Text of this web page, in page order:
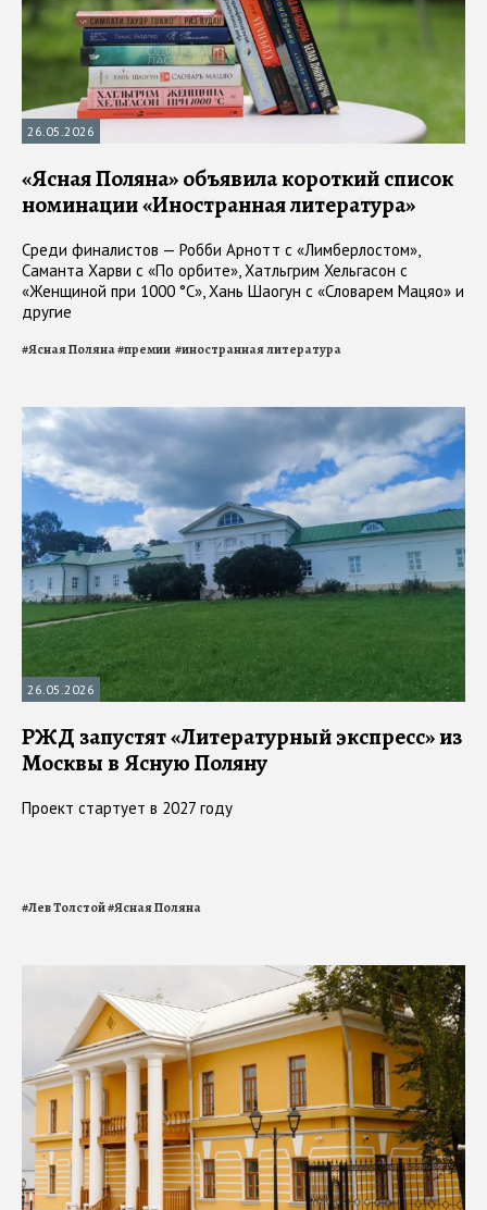
26.05.2026
«Ясная Поляна» объявила короткий список
номинации «Иностранная литература»
Среди финалистов — Робби Арнотт с «Лимберлостом»,
Саманта Харви с «По орбите», Хатльгрим Хельгасон с
«Женщиной при 1000 °C», Хань Шаогун с «Словарем Мацяо» и
другие
#Ясная Поляна#премии #иностранная литература
26.05.2026
РЖД запустят «Литературный экспресс» из
Москвы в Ясную Поляну
Проект стартует в 2027 году
#Лев Толстой#Ясная Поляна